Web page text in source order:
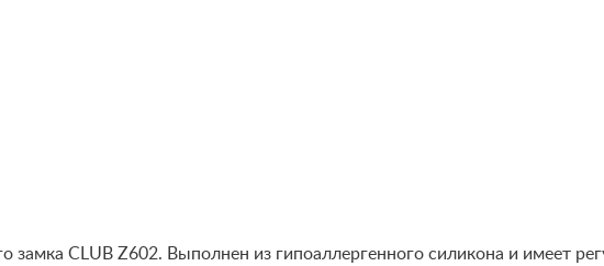
замка CLUB Z602. Выполнен из гипоаллергенного силикона и имеет